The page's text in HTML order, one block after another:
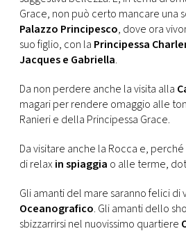
Grace, non può certo mancare una
Palazzo Principesco, dove ora
suo figlio, con la Principessa
Jacques e Gabriella.
Da non perdere anche la visita alla
magari per rendere omaggio alle
Ranieri e della Principessa Grace.
Da visitare anche la Rocca e,
di relax in spiaggia o alle terme,
Gli amanti del mare saranno felici di
Oceanografico. Gli amanti dello
sbizzarrirsi nel nuovissimo quartiere